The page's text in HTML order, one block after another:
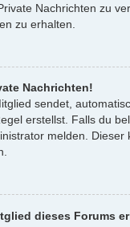
Nachrichten zu
zu erhalten.
Nachrichten!
sendet,
erstellst. Falls du
melden.
dieses Forums